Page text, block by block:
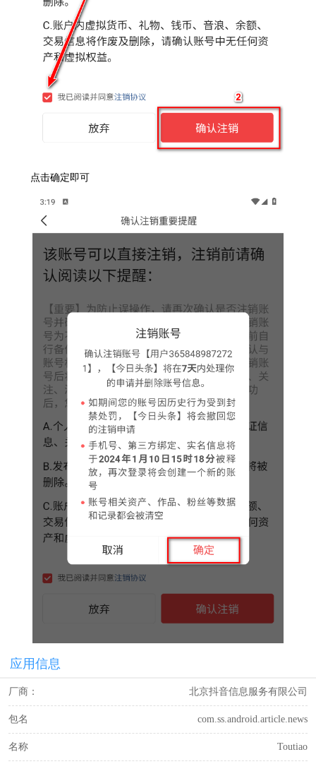
点击确定即可
应用信息
厂商： 北京抖音信息服务有限公司
包名 com.ss.android.article.news
名称 Toutiao